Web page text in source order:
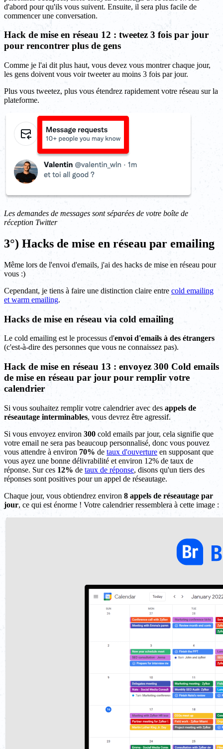
d'abord pour qu'ils vous suivent. Ensuite, il sera plus facile de
commencer une conversation.
Hack de mise en réseau 12 : tweetez 3 fois par jour
pour rencontrer plus de gens
Comme je l'ai dit plus haut, vous devez vous montrer chaque jour,
les gens doivent vous voir tweeter au moins 3 fois par jour.
Plus vous tweetez, plus vous étendrez rapidement votre réseau sur la
plateforme.
Les demandes de messages sont séparées de votre boîte de
réception Twitter
3°) Hacks de mise en réseau par emailing
Même lors de l'envoi d'emails, j'ai des hacks de mise en réseau pour
vous :)
Cependant, je tiens à faire une distinction claire entre cold emailing
et warm emailing.
Hacks de mise en réseau via cold emailing
Le cold emailing est le processus d'envoi d'emails à des étrangers
(c'est-à-dire des personnes que vous ne connaissez pas).
Hack de mise en réseau 13 : envoyez 300 Cold emails
de mise en réseau par jour pour remplir votre
calendrier
Si vous souhaitez remplir votre calendrier avec des appels de
réseautage interminables, vous devrez être agressif.
Si vous envoyez environ 300 cold emails par jour, cela signifie que
votre email ne sera pas beaucoup personnalisé, donc vous pouvez
vous attendre à environ 70% de taux d'ouverture en supposant que
vous ayez une bonne délivrabilité et environ 12% de taux de
réponse. Sur ces 12% de taux de réponse, disons qu'un tiers des
réponses sont positives pour un appel de réseautage.
Chaque jour, vous obtiendrez environ 8 appels de réseautage par
jour, ce qui est énorme ! Votre calendrier ressemblera à cette image :